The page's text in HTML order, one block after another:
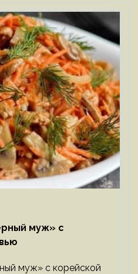
муж» с
муж» с корейской